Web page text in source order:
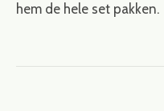
hem de hele set pakken.